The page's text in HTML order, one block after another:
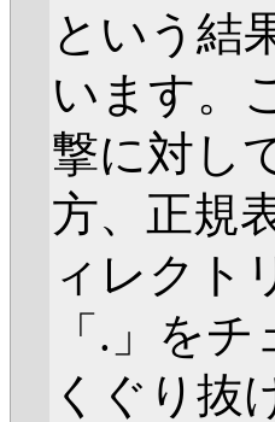
という結
います。
撃に対し
方、正規
ィレクト
「.」を
くぐり抜